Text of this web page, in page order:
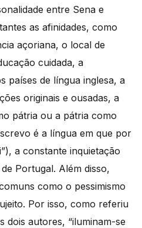
entre Sena e
as afinidades, como
açoriana, o local de
cuidada, a
países de língua inglesa, a
originais e ousadas, a
pátria ou a pátria como
é a língua em que por
a constante inquietação
Portugal. Além disso,
como o pessimismo
Por isso, como referiu
dois autores, “iluminam-se